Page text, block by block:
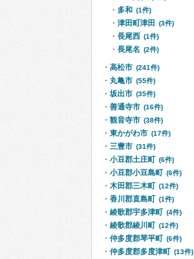
多和 (1件)
津田町津田 (3件)
長尾西 (1件)
長尾名 (2件)
高松市 (241件)
丸亀市 (55件)
坂出市 (35件)
善通寺市 (16件)
観音寺市 (38件)
東かがわ市 (17件)
三豊市 (31件)
小豆郡土庄町 (6件)
小豆郡小豆島町 (6件)
木田郡三木町 (12件)
香川郡直島町 (1件)
綾歌郡宇多津町 (4件)
綾歌郡綾川町 (12件)
仲多度郡琴平町 (6件)
仲多度郡多度津町 (13件)